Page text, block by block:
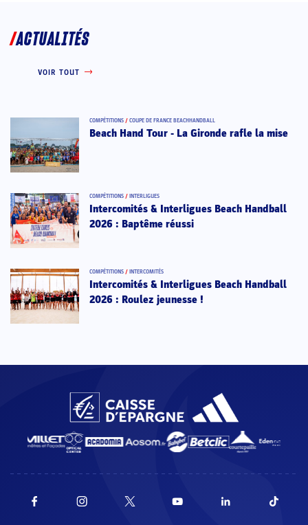
ACTUALITÉS
VOIR TOUT
COMPÉTITIONS / COUPE DE FRANCE BEACHHANDBALL
Beach Hand Tour - La Gironde rafle la mise
COMPÉTITIONS / INTERLIGUES
Intercomités & Interligues Beach Handball
2026 : Baptême réussi
COMPÉTITIONS / INTERCOMITÉS
Intercomités & Interligues Beach Handball
2026 : Roulez jeunesse !